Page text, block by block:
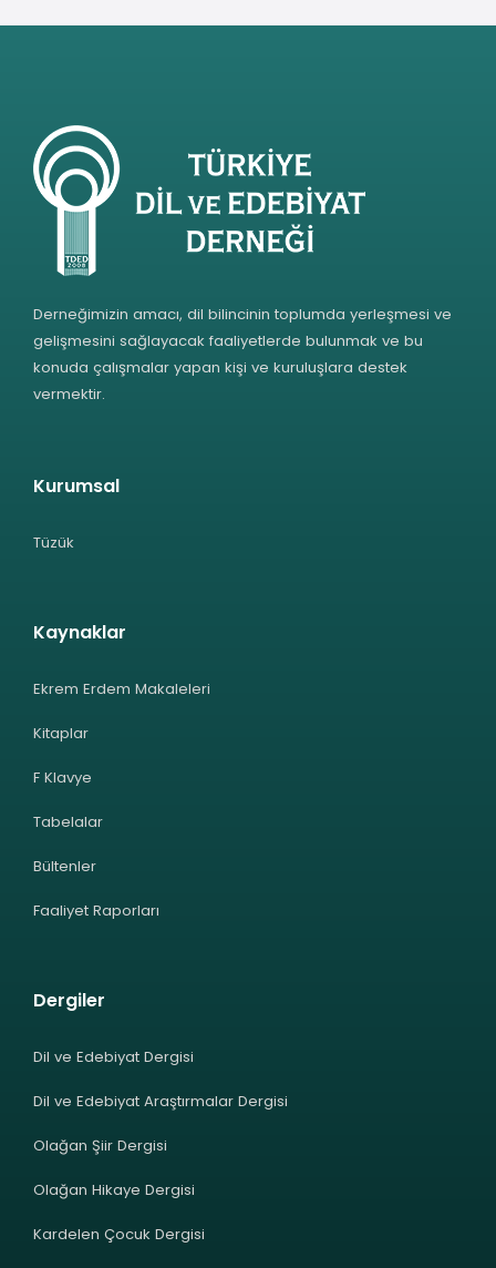
Derneğimizin amacı, dil bilincinin toplumda yerleşmesi ve
gelişmesini sağlayacak faaliyetlerde bulunmak ve bu
konuda çalışmalar yapan kişi ve kuruluşlara destek
vermektir.
Kurumsal
Tüzük
Kaynaklar
Ekrem Erdem Makaleleri
Kitaplar
F Klavye
Tabelalar
Bültenler
Faaliyet Raporları
Dergiler
Dil ve Edebiyat Dergisi
Dil ve Edebiyat Araştırmalar Dergisi
Olağan Şiir Dergisi
Olağan Hikaye Dergisi
Kardelen Çocuk Dergisi